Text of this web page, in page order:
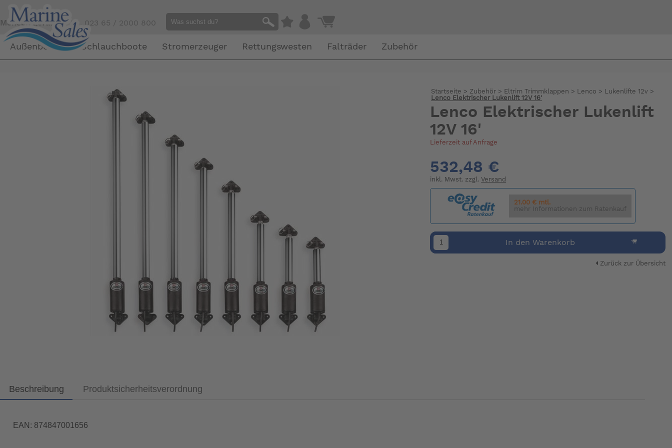
Mensch gefällig?Tel. 023 65 / 2000 800
Außenborder Schlauchboote Stromerzeuger Rettungswesten Falträder Zubehör
Startseite > Zubehör > Eltrim Trimmklappen > Lenco > Lukenlifte 12v >
Lenco Elektrischer Lukenlift 12V 16'
Lenco Elektrischer Lukenlift
12V 16'
Lieferzeit auf Anfrage
532,48 €
inkl. Mwst. zzgl.Versand
21.00 € mtl.
mehr Informationen zum Ratenkauf
In den Warenkorb
Zurück zur Übersicht
Beschreibung Produktsicherheitsverordnung
EAN: 874847001656